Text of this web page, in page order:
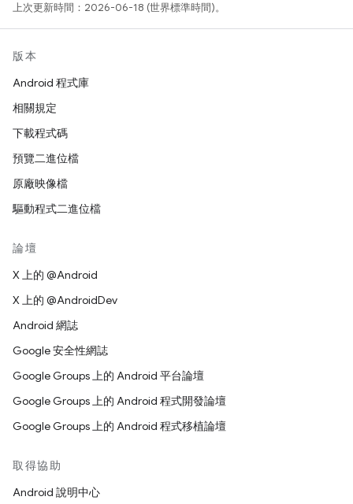
上次更新時間：2026-06-18 (世界標準時間)。
版本
Android 程式庫
相關規定
下載程式碼
預覽二進位檔
原廠映像檔
驅動程式二進位檔
論壇
X 上的 @Android
X 上的 @AndroidDev
Android 網誌
Google 安全性網誌
Google Groups 上的 Android 平台論壇
Google Groups 上的 Android 程式開發論壇
Google Groups 上的 Android 程式移植論壇
取得協助
Android 說明中心